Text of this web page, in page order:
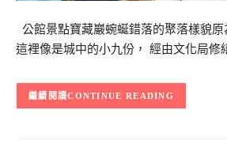
公館景點寶藏巖蜿蜒錯落的聚落樣貌
這裡像是城中的小九份， 經由文化局
CONTINUE READING